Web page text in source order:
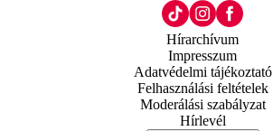
Hírarchívum
Impresszum
Adatvédelmi tájékoztató
Felhasználási feltételek
Moderálási szabályzat
Hírlevél